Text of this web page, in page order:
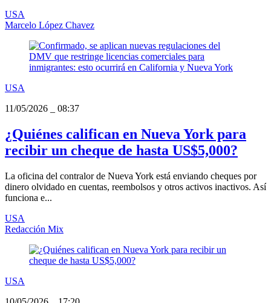
USA
Marcelo López Chavez
USA
11/05/2026
08:37
¿Quiénes califican en Nueva York para
recibir un cheque de hasta US$5,000?
La oficina del contralor de Nueva York está enviando cheques por
dinero olvidado en cuentas, reembolsos y otros activos inactivos. Así
funciona e...
USA
Redacción Mix
USA